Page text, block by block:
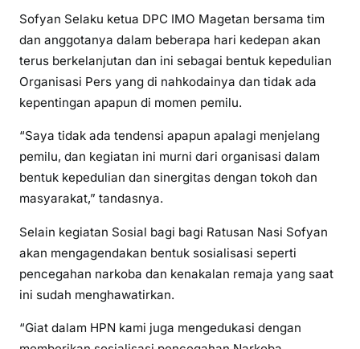
Sofyan Selaku ketua DPC IMO Magetan bersama tim
dan anggotanya dalam beberapa hari kedepan akan
terus berkelanjutan dan ini sebagai bentuk kepedulian
Organisasi Pers yang di nahkodainya dan tidak ada
kepentingan apapun di momen pemilu.
“Saya tidak ada tendensi apapun apalagi menjelang
pemilu, dan kegiatan ini murni dari organisasi dalam
bentuk kepedulian dan sinergitas dengan tokoh dan
masyarakat,” tandasnya.
Selain kegiatan Sosial bagi bagi Ratusan Nasi Sofyan
akan mengagendakan bentuk sosialisasi seperti
pencegahan narkoba dan kenakalan remaja yang saat
ini sudah menghawatirkan.
“Giat dalam HPN kami juga mengedukasi dengan